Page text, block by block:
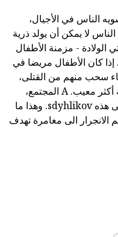
الناس في الأجيال،
لا يمكن أن يولد ذرية
الولادة - مزمنة الأطفال
إذا كان الأطفال مريضا في
سحب منهم من القتلى،
وأجبرت على العيش، وثمرة حتى ذرية أكثر معيب. A المجتمع،
وفي الوقت نفسه، يجب أن يحتوي على هذه sdyhlikov. وهذا ما
الانجرار الى مغامرة تهدف